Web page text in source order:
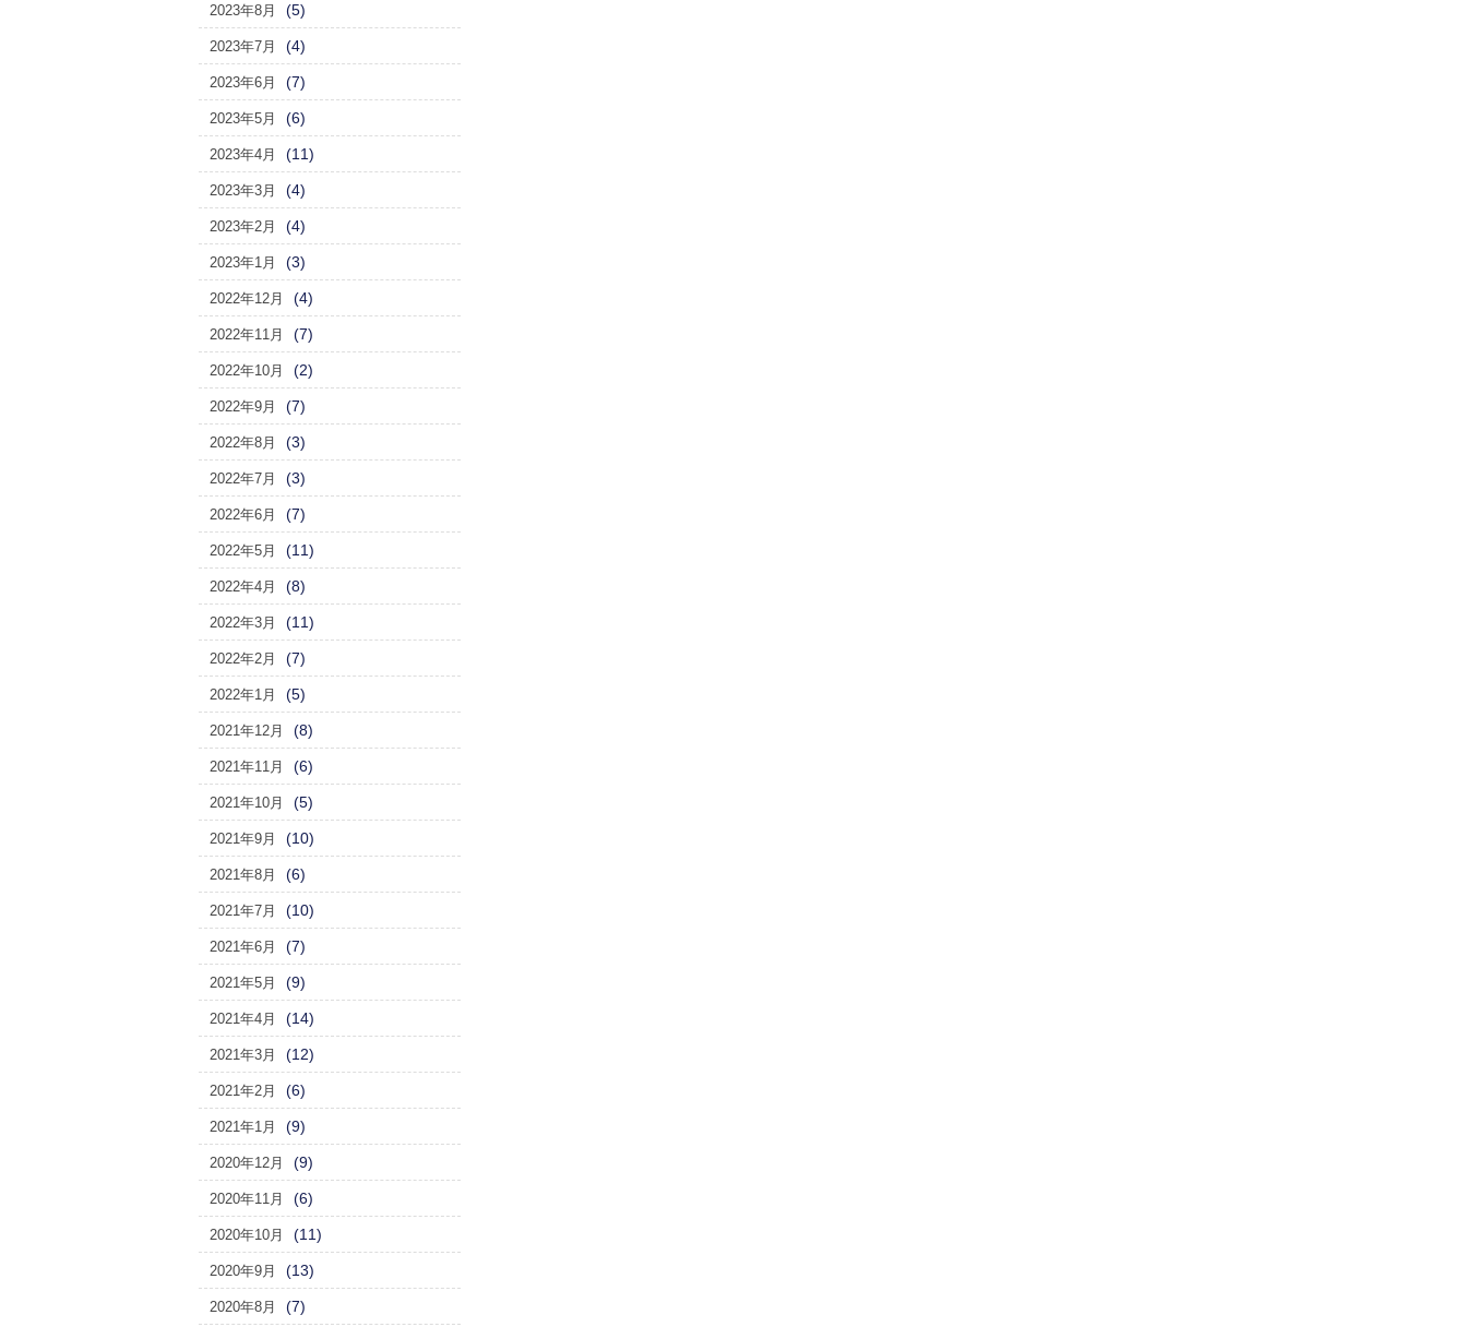
2023年8月 (5)
2023年7月 (4)
2023年6月 (7)
2023年5月 (6)
2023年4月 (11)
2023年3月 (4)
2023年2月 (4)
2023年1月 (3)
2022年12月 (4)
2022年11月 (7)
2022年10月 (2)
2022年9月 (7)
2022年8月 (3)
2022年7月 (3)
2022年6月 (7)
2022年5月 (11)
2022年4月 (8)
2022年3月 (11)
2022年2月 (7)
2022年1月 (5)
2021年12月 (8)
2021年11月 (6)
2021年10月 (5)
2021年9月 (10)
2021年8月 (6)
2021年7月 (10)
2021年6月 (7)
2021年5月 (9)
2021年4月 (14)
2021年3月 (12)
2021年2月 (6)
2021年1月 (9)
2020年12月 (9)
2020年11月 (6)
2020年10月 (11)
2020年9月 (13)
2020年8月 (7)